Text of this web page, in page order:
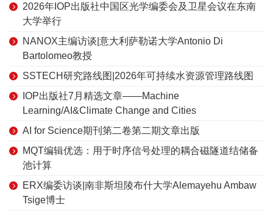
2026年IOP出版社中国区光学编委会及卫星会议在东南
大学举行
NANOX主编访谈|意大利萨勒诺大学Antonio Di
Bartolomeo教授
SSTECH研究路线图|2026年可持续水资源管理路线图
IOP出版社7月精选文章——Machine
Learning/AI&Climate Change and Cities
AI for Science期刊第二卷第二期文章出版
MQT编辑优选：用于时序信号处理的耦合磁隧道结储备
池计算
ERX编委访谈|南非斯坦陵布什大学Alemayehu Ambaw
Tsige博士